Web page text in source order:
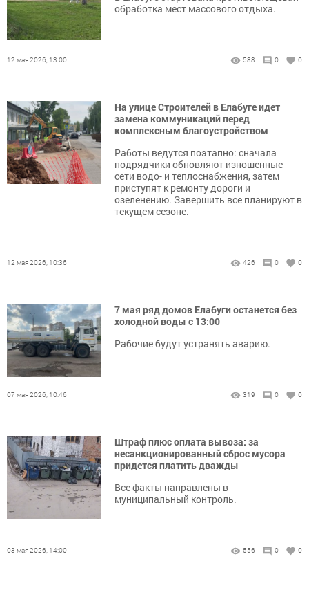
обработка мест массового отдыха.
12 мая 2026, 13:00 588 0 0
На улице Строителей в Елабуге идет
замена коммуникаций перед
комплексным благоустройством
Работы ведутся поэтапно: сначала
подрядчики обновляют изношенные
сети водо- и теплоснабжения, затем
приступят к ремонту дороги и
озеленению. Завершить все планируют в
текущем сезоне.
12 мая 2026, 10:36 426 0 0
7 мая ряд домов Елабуги останется без
холодной воды с 13:00
Рабочие будут устранять аварию.
07 мая 2026, 10:46 319 0 0
Штраф плюс оплата вывоза: за
несанкционированный сброс мусора
придется платить дважды
Все факты направлены в
муниципальный контроль.
03 мая 2026, 14:00 556 0 0